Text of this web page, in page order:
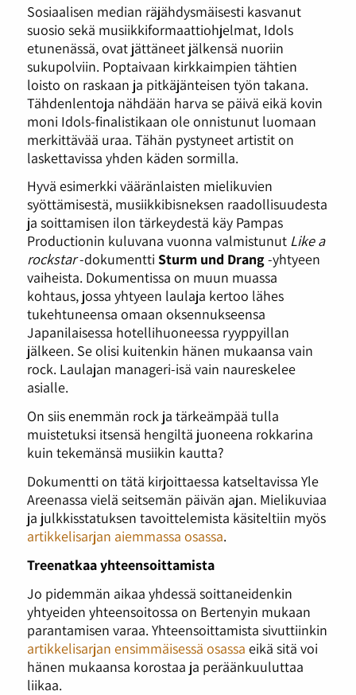
Sosiaalisen median räjähdysmäisesti kasvanut
suosio sekä musiikkiformaattiohjelmat, Idols
etunenässä, ovat jättäneet jälkensä nuoriin
sukupolviin. Poptaivaan kirkkaimpien tähtien
loisto on raskaan ja pitkäjänteisen työn takana.
Tähdenlentoja nähdään harva se päivä eikä kovin
moni Idols-finalistikaan ole onnistunut luomaan
merkittävää uraa. Tähän pystyneet artistit on
laskettavissa yhden käden sormilla.
Hyvä esimerkki vääränlaisten mielikuvien
syöttämisestä, musiikkibisneksen raadollisuudesta
ja soittamisen ilon tärkeydestä käy Pampas
Productionin kuluvana vuonna valmistunut Like a
rockstar-dokumentti Sturm und Drang-yhtyeen
vaiheista. Dokumentissa on muun muassa
kohtaus, jossa yhtyeen laulaja kertoo lähes
tukehtuneensa omaan oksennukseensa
Japanilaisessa hotellihuoneessa ryyppyillan
jälkeen. Se olisi kuitenkin hänen mukaansa vain
rock. Laulajan manageri-isä vain naureskelee
asialle.
On siis enemmän rock ja tärkeämpää tulla
muistetuksi itsensä hengiltä juoneena rokkarina
kuin tekemänsä musiikin kautta?
Dokumentti on tätä kirjoittaessa katseltavissa Yle
Areenassa vielä seitsemän päivän ajan. Mielikuviaa
ja julkkisstatuksen tavoittelemista käsiteltiin myös
artikkelisarjan aiemmassa osassa.
Treenatkaa yhteensoittamista
Jo pidemmän aikaa yhdessä soittaneidenkin
yhtyeiden yhteensoitossa on Bertenyin mukaan
parantamisen varaa. Yhteensoittamista sivuttiinkin
artikkelisarjan ensimmäisessä osassa eikä sitä voi
hänen mukaansa korostaa ja peräänkuuluttaa
liikaa.